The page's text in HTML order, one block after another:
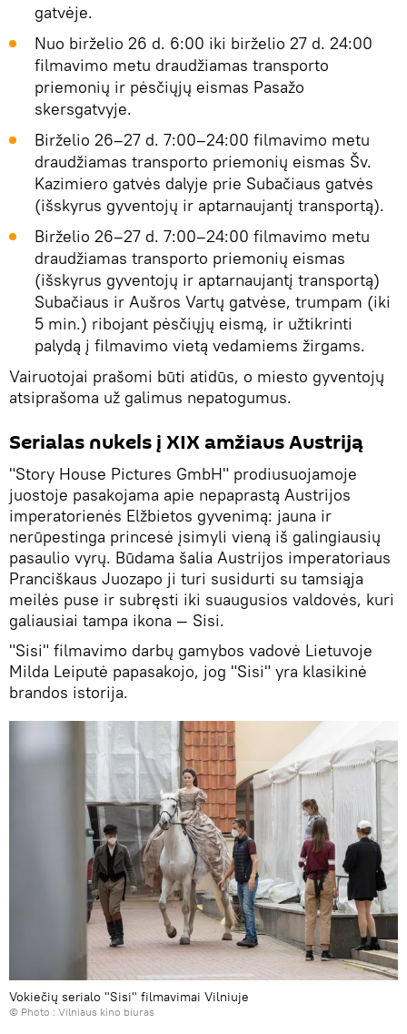
gatvėje.
Nuo birželio 26 d. 6:00 iki birželio 27 d. 24:00
filmavimo metu draudžiamas transporto
priemonių ir pėsčiųjų eismas Pasažo
skersgatvyje.
Birželio 26–27 d. 7:00–24:00 filmavimo metu
draudžiamas transporto priemonių eismas Šv.
Kazimiero gatvės dalyje prie Subačiaus gatvės
(išskyrus gyventojų ir aptarnaujantį transportą).
Birželio 26–27 d. 7:00–24:00 filmavimo metu
draudžiamas transporto priemonių eismas
(išskyrus gyventojų ir aptarnaujantį transportą)
Subačiaus ir Aušros Vartų gatvėse, trumpam (iki
5 min.) ribojant pėsčiųjų eismą, ir užtikrinti
palydą į filmavimo vietą vedamiems žirgams.
Vairuotojai prašomi būti atidūs, o miesto gyventojų
atsiprašoma už galimus nepatogumus.
Serialas nukels į XIX amžiaus Austriją
"Story House Pictures GmbH" prodiusuojamoje
juostoje pasakojama apie nepaprastą Austrijos
imperatorienės Elžbietos gyvenimą: jauna ir
nerūpestinga princesė įsimyli vieną iš galingiausių
pasaulio vyrų. Būdama šalia Austrijos imperatoriaus
Pranciškaus Juozapo ji turi susidurti su tamsiąja
meilės puse ir subręsti iki suaugusios valdovės, kuri
galiausiai tampa ikona — Sisi.
"Sisi" filmavimo darbų gamybos vadovė Lietuvoje
Milda Leiputė papasakojo, jog "Sisi" yra klasikinė
brandos istorija.
Vokiečių serialo "Sisi" filmavimai Vilniuje
© Photo : Vilniaus kino biuras